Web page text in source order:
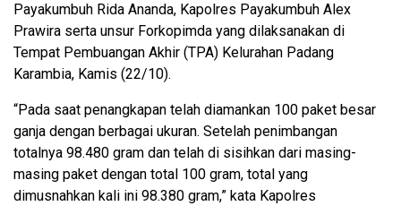
Payakumbuh Rida Ananda, Kapolres Payakumbuh Alex
Prawira serta unsur Forkopimda yang dilaksanakan di
Tempat Pembuangan Akhir (TPA) Kelurahan Padang
Karambia, Kamis (22/10).
“Pada saat penangkapan telah diamankan 100 paket besar
ganja dengan berbagai ukuran. Setelah penimbangan
totalnya 98.480 gram dan telah di sisihkan dari masing-
masing paket dengan total 100 gram, total yang
dimusnahkan kali ini 98.380 gram,” kata Kapolres